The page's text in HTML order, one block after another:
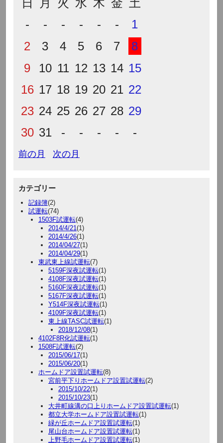
日 月 火 水 木 金 土
-
- - - - -
1
2
3 4 5 6 7
8
9
10 11 12 13 14 15
16 17 18 19 20 21 22
23 24 25 26 27 28 29
30 31 - - - - -
前の月 次の月
カテゴリー
記録簿(2)
試運転(74)
1503F試運転(4)
2014/4/21(1)
2014/4/26(1)
2014/04/27(1)
2014/04/29(1)
東武東上線試運転(7)
5159F深夜試運転(1)
4108F深夜試運転(1)
5160F深夜試運転(1)
5167F深夜試運転(1)
Y514F深夜試運転(1)
4109F深夜試運転(1)
東上線TASC試運転(1)
2018/12/08(1)
4102F8R化試運転(1)
1508F試運転(2)
2015/06/17(1)
2015/06/20(1)
ホームドア設置試運転(8)
宮前平下りホームドア設置試運転(2)
2015/10/22(1)
2015/10/23(1)
大井町線溝の口上りホームドア設置試運転(1)
都立大学ホームドア設置試運転(1)
緑が丘ホームドア設置試運転(1)
尾山台ホームドア設置試運転(1)
上野毛ホームドア設置試運転(1)